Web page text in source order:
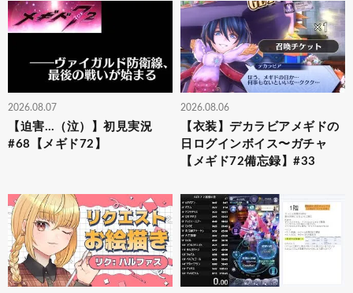
2026.08.07
【迫害…（泣）】初見実況
#68【メギド72】
2026.08.06
【衣装】デカラビアメギドの
日ログインボイス〜ガチャ
【メギド72備忘録】#33